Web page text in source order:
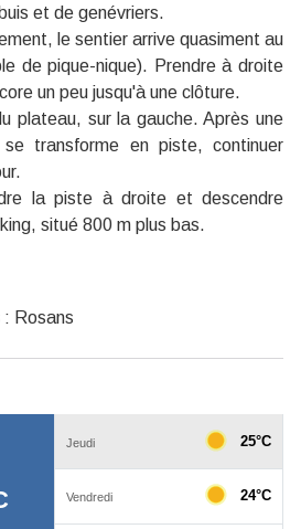
et de genévriers.
le sentier arrive quasiment au
de pique-nique). Prendre à droite
un peu jusqu'à une clôture.
plateau, sur la gauche. Après une
transforme en piste, continuer
la piste à droite et descendre
situé 800 m plus bas.
: Rosans